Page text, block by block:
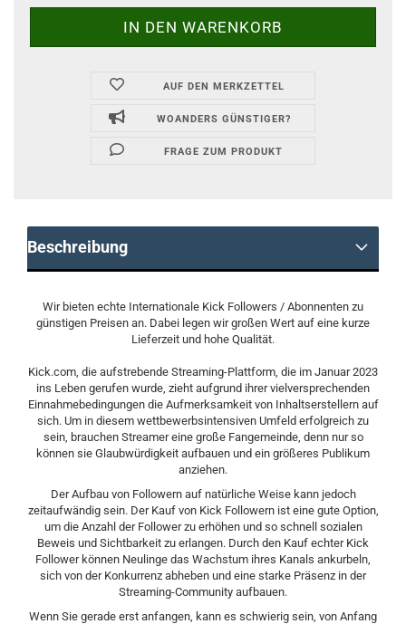
AUF DEN MERKZETTEL
WOANDERS GÜNSTIGER?
FRAGE ZUM PRODUKT
Beschreibung
Wir bieten echte Internationale Kick Followers / Abonnenten zu
günstigen Preisen an. Dabei legen wir großen Wert auf eine kurze
Lieferzeit und hohe Qualität.
Kick.com, die aufstrebende Streaming-Plattform, die im Januar 2023
ins Leben gerufen wurde, zieht aufgrund ihrer vielversprechenden
Einnahmebedingungen die Aufmerksamkeit von Inhaltserstellern auf
sich. Um in diesem wettbewerbsintensiven Umfeld erfolgreich zu
sein, brauchen Streamer eine große Fangemeinde, denn nur so
können sie Glaubwürdigkeit aufbauen und ein größeres Publikum
anziehen.
Der Aufbau von Followern auf natürliche Weise kann jedoch
zeitaufwändig sein. Der Kauf von Kick Followern ist eine gute Option,
um die Anzahl der Follower zu erhöhen und so schnell sozialen
Beweis und Sichtbarkeit zu erlangen. Durch den Kauf echter Kick
Follower können Neulinge das Wachstum ihres Kanals ankurbeln,
sich von der Konkurrenz abheben und eine starke Präsenz in der
Streaming-Community aufbauen.
Wenn Sie gerade erst anfangen, kann es schwierig sein, von Anfang